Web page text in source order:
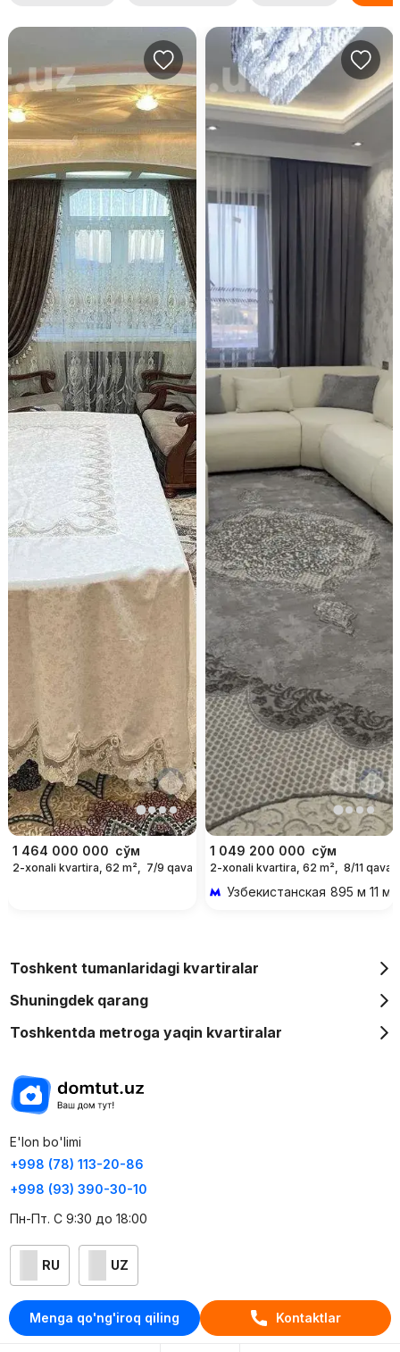
Menga qo'ng'iroq qiling Kontaktlar
1 464 000 000 сўм
2-xonali kvartira, 62 m², 7/9 qavat
1 049 200 000 сўм
2-xonali kvartira, 62 m², 8/11 qavat
Узбекистанская 895 м 11
Toshkent tumanlaridagi kvartiralar
Shuningdek qarang
Toshkentda metroga yaqin kvartiralar
E'lon bo'limi
+998 (78) 113-20-86
+998 (93) 390-30-10
Пн-Пт. С 9:30 до 18:00
RU UZ
Kontaktlar